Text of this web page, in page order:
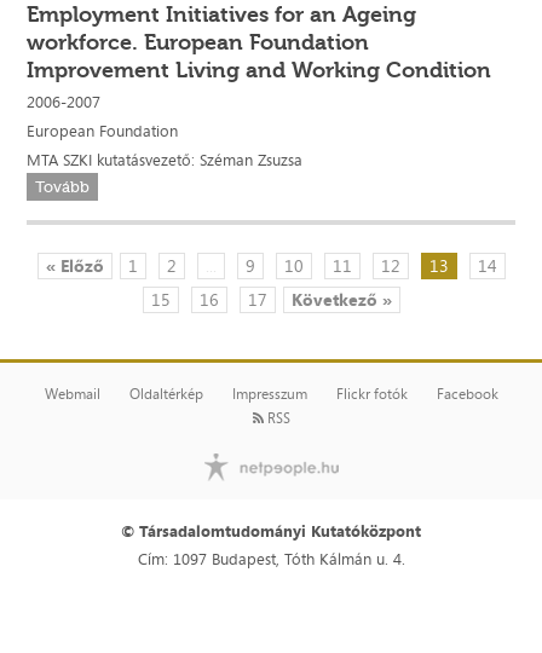
Employment Initiatives for an Ageing
workforce. European Foundation
Improvement Living and Working Condition
2006-2007
European Foundation
MTA SZKI kutatásvezető: Széman Zsuzsa
Tovább
« Előző 1 2 ... 9 10 11 12 13
14
15
16 17 Következő »
Webmail Oldaltérkép Impresszum Flickr fotók
Facebook
RSS
© Társadalomtudományi Kutatóközpont
Cím: 1097 Budapest, Tóth Kálmán u. 4.